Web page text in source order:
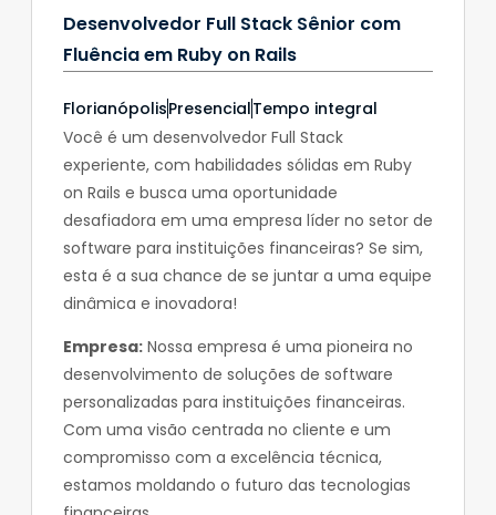
Desenvolvedor Full Stack Sênior com
Fluência em Ruby on Rails
FlorianópolisPresencialTempo integral
Você é um desenvolvedor Full Stack
experiente, com habilidades sólidas em Ruby
on Rails e busca uma oportunidade
desafiadora em uma empresa líder no setor de
software para instituições financeiras? Se sim,
esta é a sua chance de se juntar a uma equipe
dinâmica e inovadora!
Empresa: Nossa empresa é uma pioneira no
desenvolvimento de soluções de software
personalizadas para instituições financeiras.
Com uma visão centrada no cliente e um
compromisso com a excelência técnica,
estamos moldando o futuro das tecnologias